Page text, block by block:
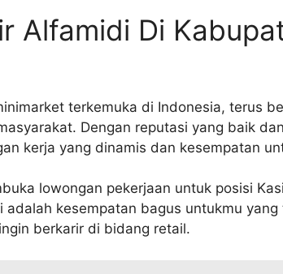
Alfamidi Di
terkemuka di Indonesia, terus
Dengan reputasi yang baik
kerja yang dinamis dan kesempatan
lowongan pekerjaan untuk posisi
adalah kesempatan bagus untukmu
berkarir di bidang retail.